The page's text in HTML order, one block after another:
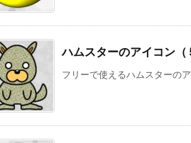
ハムスターのアイコン（
フリーで使えるハムスターのア